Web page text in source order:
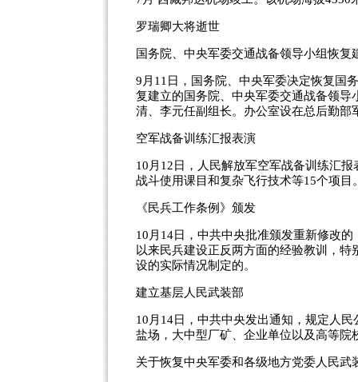
罗瑞卿大将逝世
国务院、中央军委交通战备领导小组恢复
9月11日，国务院、中央军委决定恢复国
复建立的国务院、中央军委交通战备领
清、李元任副组长。办公室设在总后勤部
空军战备训练汇报表演
10月12日，人民解放军空军战备训练汇
战斗使用课目和复杂飞行技术等15个项目
《民兵工作条例》颁发
10月14日，中共中央批准颁发重新修改
以来民兵建设正反两方面的经验教训，
设的实际情况制定的。
建立基层人民武装部
10月14日，中共中央发出通知，规定人
盐场，大中型厂矿、企业单位以及高等
关于恢复中央军委和各级地方党委人民武